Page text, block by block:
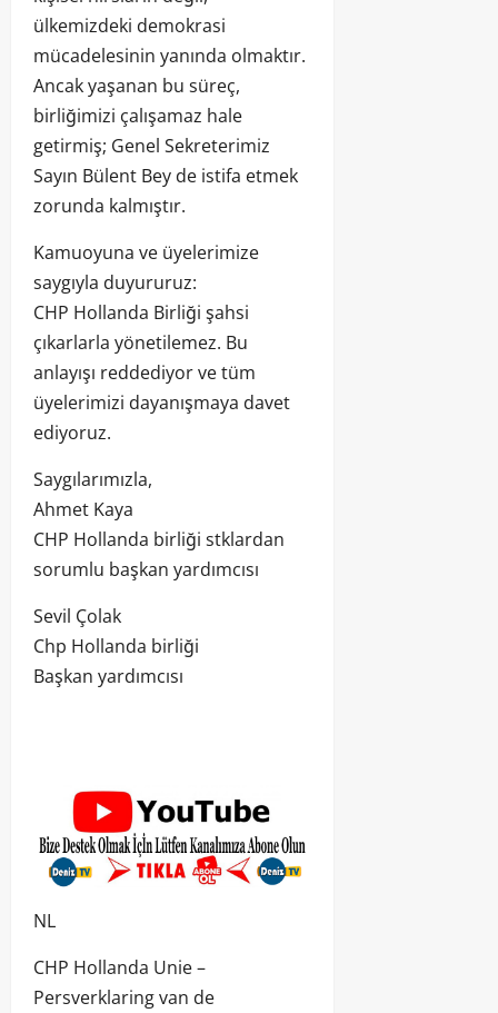
ülkemizdeki demokrasi
mücadelesinin yanında olmaktır.
Ancak yaşanan bu süreç,
birliğimizi çalışamaz hale
getirmiş; Genel Sekreterimiz
Sayın Bülent Bey de istifa etmek
zorunda kalmıştır.
Kamuoyuna ve üyelerimize
saygıyla duyururuz:
CHP Hollanda Birliği şahsi
çıkarlarla yönetilemez. Bu
anlayışı reddediyor ve tüm
üyelerimizi dayanışmaya davet
ediyoruz.
Saygılarımızla,
Ahmet Kaya
CHP Hollanda birliği stklardan
sorumlu başkan yardımcısı
Sevil Çolak
Chp Hollanda birliği
Başkan yardımcısı
NL
CHP Hollanda Unie –
Persverklaring van de